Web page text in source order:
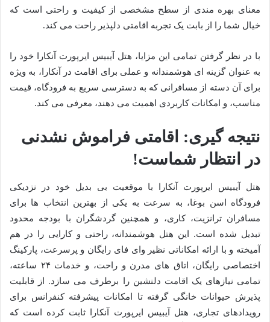
معنای بهره مندی از سطح مشخصی از کیفیت و راحتی است که
خیال شما را از بابت یک تجربه اقامتی دلپذیر راحت می کند.
با در نظر گرفتن تمامی این مزایا، هتل آیبیس ایرپورت آنکارا خود را
به عنوان گزینه ای هوشمندانه و عملی برای اقامت در آنکارا، به ویژه
برای آن دسته از مسافرانی که به دسترسی سریع به فرودگاه، قیمت
مناسب، و امکانات کاربردی اهمیت می دهند، معرفی می کند.
نتیجه گیری: اقامتی فراموش نشدنی
در انتظار شماست!
هتل آیبیس ایرپورت آنکارا با موقعیت بی بدیل خود در نزدیکی
فرودگاه اسن بوغا، به سرعت به یکی از بهترین انتخاب ها برای
مسافران ترانزیت، کاری، و همچنین گردشگران با بودجه محدود
تبدیل شده است. این هتل هوشمندانه، راحتی و کارایی را در هم
آمیخته و با ارائه امکاناتی نظیر وای فای رایگان و پرسرعت، پارکینگ
اختصاصی رایگان، اتاق های مدرن و راحت، و خدمات ۲۴ ساعته،
تمامی نیازهای یک اقامت دلنشین را برطرف می سازد. از قابلیت
پذیرش حیوانات خانگی گرفته تا امکانات پیشرفته کنفرانس برای
رویدادهای تجاری، هتل آیبیس ایرپورت آنکارا ثابت کرده است که